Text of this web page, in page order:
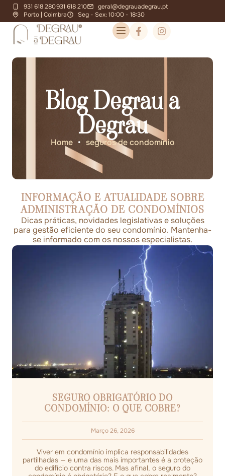
931 618 280931 618 210
geral@degrauadegrau.pt
Porto | Coimbra
Seg - Sex: 10:00 - 18:30
Blog Degrau a
Degrau
Home • seguros de condomínio
INFORMAÇÃO E ATUALIDADE SOBRE
ADMINISTRAÇÃO DE CONDOMÍNIOS
Dicas práticas, novidades legislativas e soluções
para gestão eficiente do seu condomínio. Mantenha-
se informado com os nossos especialistas.
SEGURO OBRIGATÓRIO DO
CONDOMÍNIO: O QUE COBRE?
Março 26, 2026
Viver em condomínio implica responsabilidades
partilhadas — e uma das mais importantes é a proteção
do edifício contra riscos. Mas afinal, o seguro do